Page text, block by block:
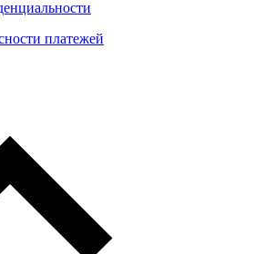
платежей